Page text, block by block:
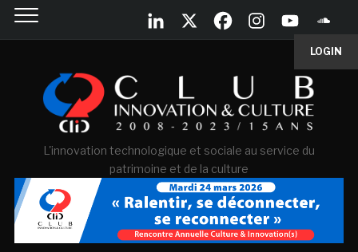
LOGIN
L'innovation technologique et sociale au service du
patrimoine et de la culture